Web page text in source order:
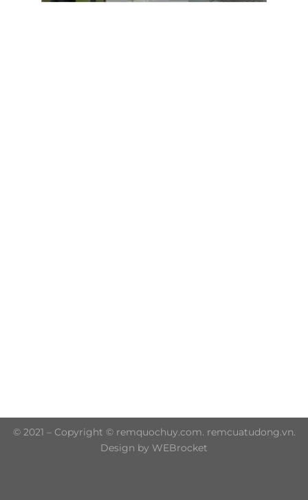
© 2021 – Copyright © remquochuy.com. remcuatudong.vn.
Design by WEBrocket